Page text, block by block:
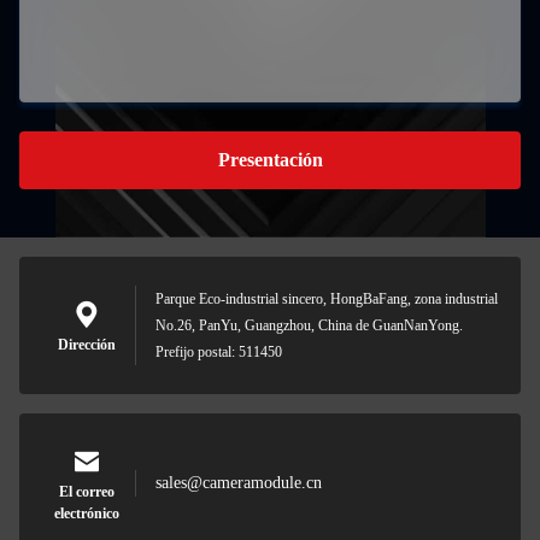
Presentación
Dirección
Parque Eco-industrial sincero, HongBaFang, zona industrial
No.26, PanYu, Guangzhou, China de GuanNanYong.
Prefijo postal: 511450
El correo
electrónico
sales@cameramodule.cn